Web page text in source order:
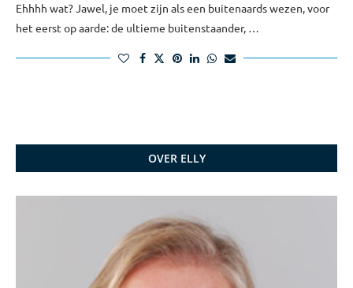
Ehhhh wat? Jawel, je moet zijn als een buitenaards wezen, voor
het eerst op aarde: de ultieme buitenstaander, …
OVER ELLY